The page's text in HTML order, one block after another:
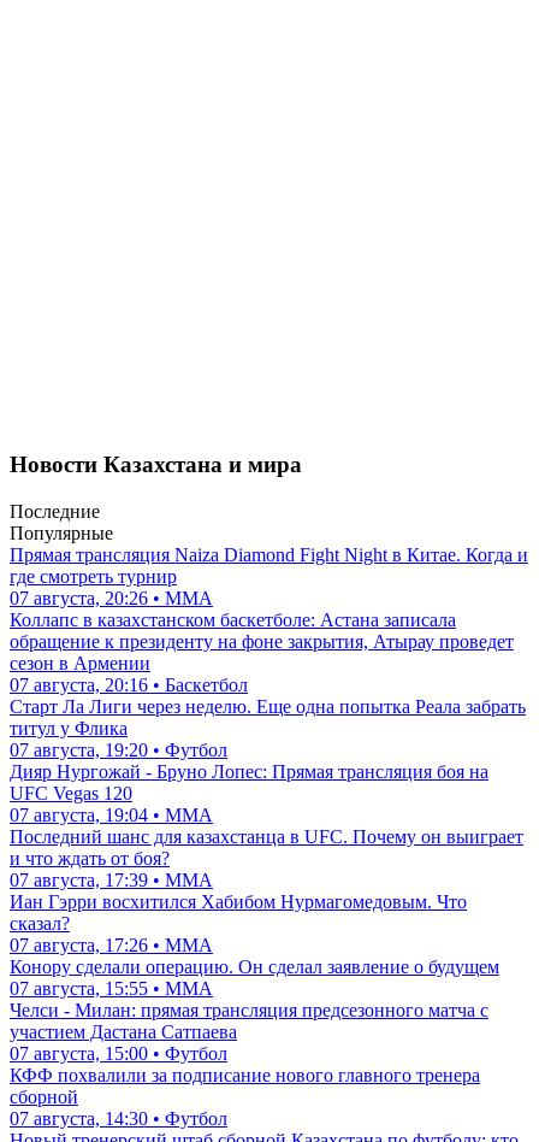
Новости Казахстана и мира
Последние
Популярные
Прямая трансляция Naiza Diamond Fight Night в Китае. Когда и
где смотреть турнир
07 августа, 20:26 • ММА
Коллапс в казахстанском баскетболе: Астана записала
обращение к президенту на фоне закрытия, Атырау проведет
сезон в Армении
07 августа, 20:16 • Баскетбол
Старт Ла Лиги через неделю. Еще одна попытка Реала забрать
титул у Флика
07 августа, 19:20 • Футбол
Дияр Нургожай - Бруно Лопес: Прямая трансляция боя на
UFC Vegas 120
07 августа, 19:04 • ММА
Последний шанс для казахстанца в UFC. Почему он выиграет
и что ждать от боя?
07 августа, 17:39 • ММА
Иан Гэрри восхитился Хабибом Нурмагомедовым. Что
сказал?
07 августа, 17:26 • ММА
Конору сделали операцию. Он сделал заявление о будущем
07 августа, 15:55 • ММА
Челси - Милан: прямая трансляция предсезонного матча с
участием Дастана Сатпаева
07 августа, 15:00 • Футбол
КФФ похвалили за подписание нового главного тренера
сборной
07 августа, 14:30 • Футбол